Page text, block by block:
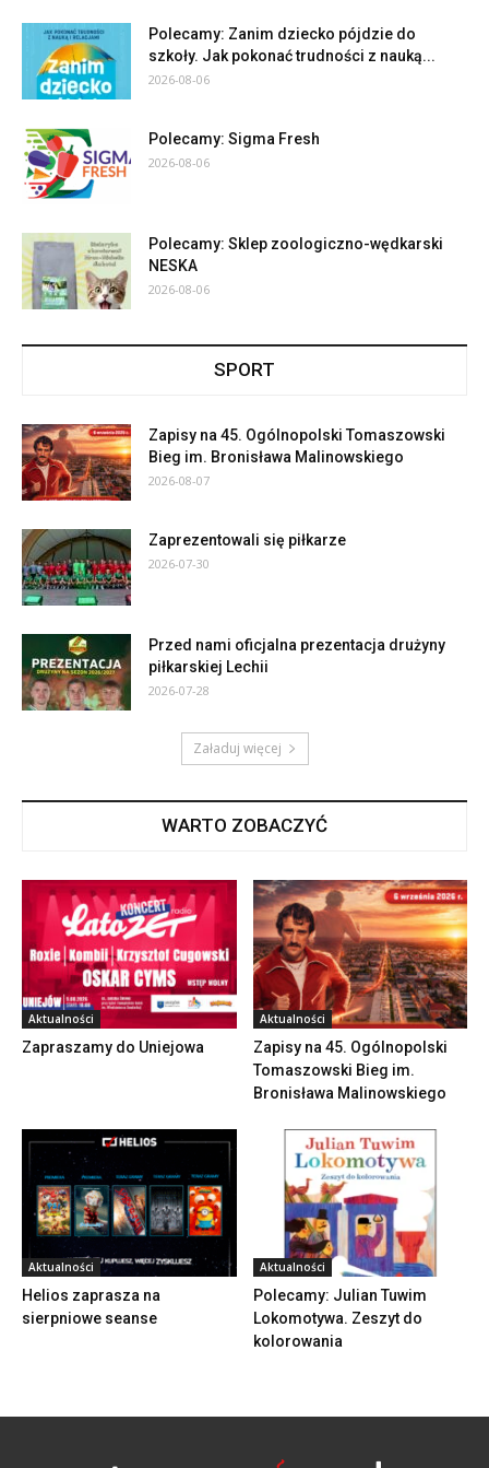
Polecamy: Zanim dziecko pójdzie do
szkoły. Jak pokonać trudności z nauką...
2026-08-06
Polecamy: Sigma Fresh
2026-08-06
Polecamy: Sklep zoologiczno-wędkarski
NESKA
2026-08-06
SPORT
Zapisy na 45. Ogólnopolski Tomaszowski
Bieg im. Bronisława Malinowskiego
2026-08-07
Zaprezentowali się piłkarze
2026-07-30
Przed nami oficjalna prezentacja drużyny
piłkarskiej Lechii
2026-07-28
Załaduj więcej
WARTO ZOBACZYĆ
Aktualności
Zapraszamy do Uniejowa
Aktualności
Zapisy na 45. Ogólnopolski
Tomaszowski Bieg im.
Bronisława Malinowskiego
Aktualności
Helios zaprasza na
sierpniowe seanse
Aktualności
Polecamy: Julian Tuwim
Lokomotywa. Zeszyt do
kolorowania